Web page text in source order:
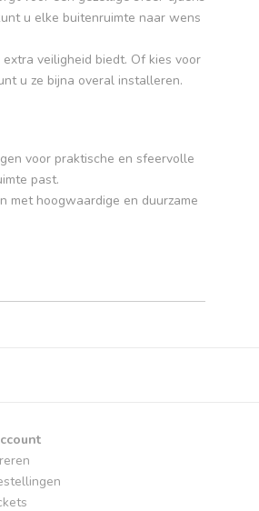
u elke buitenruimte naar wens
veiligheid biedt. Of kies voor
u ze bijna overal installeren.
voor praktische en sfeervolle
past.
met hoogwaardige en duurzame